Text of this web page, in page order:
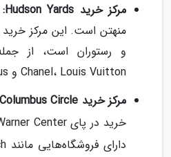
مرکز خرید Hudson Yards:
و رستوران است، از
Chanel، Louis Vuitton و Neiman Marcus.
مرکز خرید The Shops at Columbus Circle: